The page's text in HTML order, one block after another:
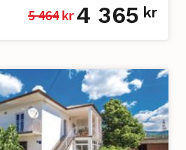
5 464 kr 4 365 kr